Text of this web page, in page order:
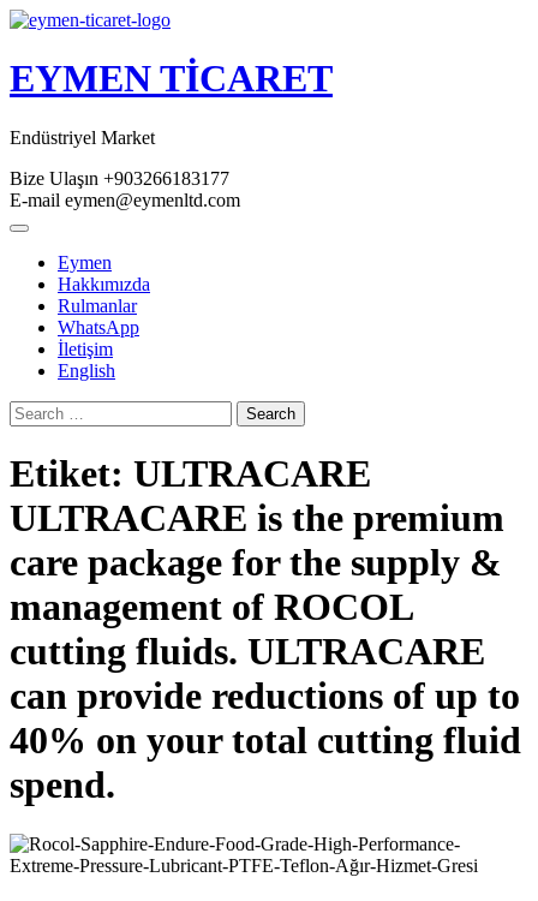
Skip
content
EYMEN TİCARET
Endüstriyel Market
Bize Ulaşın +903266183177
E-mail eymen@eymenltd.com
Open
ButtonEymen
Hakkımızda
Rulmanlar
WhatsApp
İletişim
English
Close
Button
Search
Etiket: ULTRACARE
ULTRACARE is the premium
care package for the supply &
management of ROCOL
cutting fluids. ULTRACARE
can provide reductions of up to
40% on your total cutting fluid
spend.